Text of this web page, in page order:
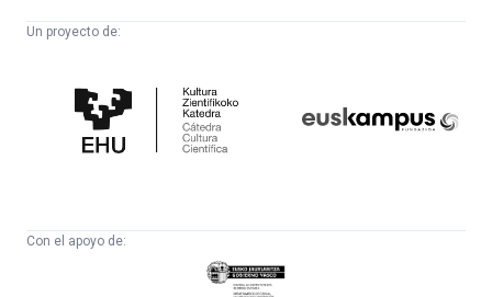
Un proyecto de:
Cultura
Científica
Con el apoyo de:
Eusko